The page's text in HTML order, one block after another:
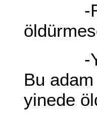
-
-Ya bu
Bu
yinede